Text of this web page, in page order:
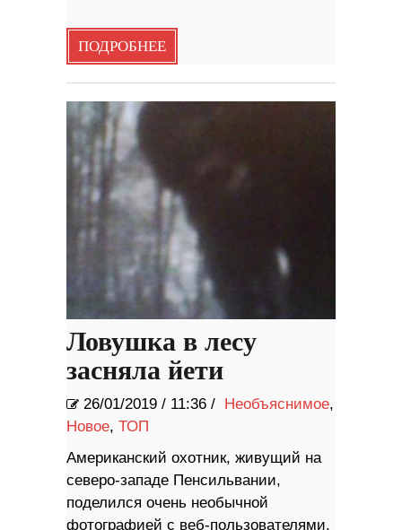
ПОДРОБНЕЕ
Ловушка в лесу
засняла йети
26/01/2019 / 11:36 / Необъяснимое,
Новое, ТОП
Американский охотник, живущий на
северо-западе Пенсильвании,
поделился очень необычной
фотографией с веб-пользователями.